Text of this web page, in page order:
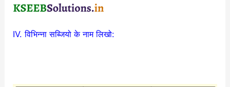
IV. विभिन्ना सब्जियो के नाम लिखो: